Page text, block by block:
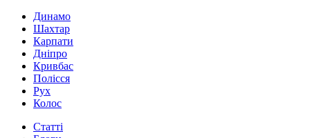
Динамо
Шахтар
Карпати
Дніпро
Кривбас
Полісся
Рух
Колос
Статті